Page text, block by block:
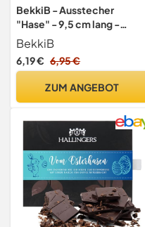
BekkiB - Ausstecher
"Hase" - 9,5 cm lang -
Große Ausstechformen aus
Edelstahl sind
spülmaschinengeeignet -
BekkiB
6,19 € 6,95 €
ZUM ANGEBOT